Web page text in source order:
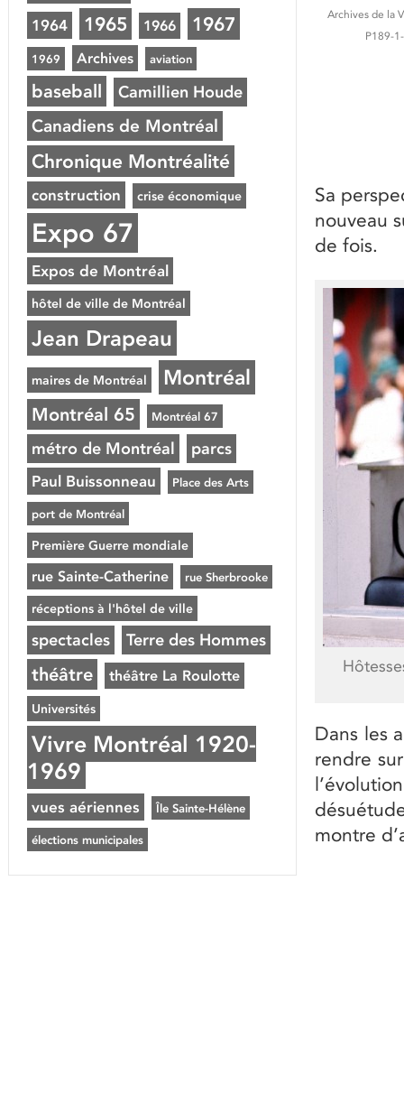
Archives de la
P189-
Sa
nouveau
de fois.
Dans les
rendre
montre
1964 1965 1966 1967
1969 Archives aviation
baseball Camillien Houde
Canadiens de Montréal
Chronique Montréalité
construction crise économique
Expo 67
Expos de Montréal
hôtel de ville de Montréal
Jean Drapeau
maires de Montréal Montréal
Montréal 65 Montréal 67
métro de Montréal parcs
Paul Buissonneau Place des Arts
port de Montréal
Première Guerre mondiale
rue Sainte-Catherine rue Sherbrooke
réceptions à l'hôtel de ville
spectacles Terre des Hommes
théâtre théâtre La Roulotte
Universités
Vivre Montréal 1920-
1969
vues aériennes Île Sainte-Hélène
élections municipales